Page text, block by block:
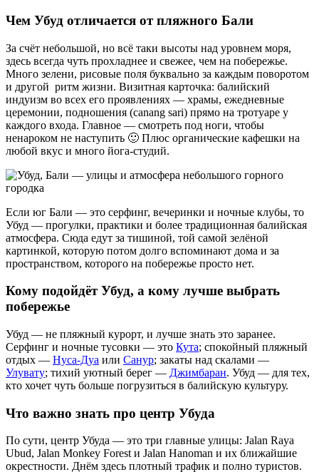
Чем Убуд отличается от пляжного Бали
За счёт небольшой, но всё таки высоты над уровнем моря,
здесь всегда чуть прохладнее и свежее, чем на побережье.
Много зелени, рисовые поля буквально за каждым поворотом
и другой ритм жизни. Визитная карточка: балийский
индуизм во всех его проявлениях — храмы, ежедневные
церемонии, подношения (canang sari) прямо на тротуаре у
каждого входа. Главное — смотреть под ноги, чтобы
ненароком не наступить 🙂 Плюс органические кафешки на
любой вкус и много йога-студий.
Если юг Бали — это серфинг, вечеринки и ночные клубы, то
Убуд — прогулки, практики и более традиционная балийская
атмосфера. Сюда едут за тишиной, той самой зелёной
картинкой, которую потом долго вспоминают дома и за
пространством, которого на побережье просто нет.
Кому подойдёт Убуд, а кому лучше выбрать
побережье
Убуд — не пляжный курорт, и лучше знать это заранее.
Серфинг и ночные тусовки — это Кута; спокойный пляжный
отдых — Нуса-Дуа или Санур; закаты над скалами —
Улувату; тихий уютный берег — Джимбаран. Убуд — для тех,
кто хочет чуть больше погрузиться в балийскую культуру.
Что важно знать про центр Убуда
По сути, центр Убуда — это три главные улицы: Jalan Raya
Ubud, Jalan Monkey Forest и Jalan Hanoman и их ближайшие
окрестности. Днём здесь плотный трафик и полно туристов.